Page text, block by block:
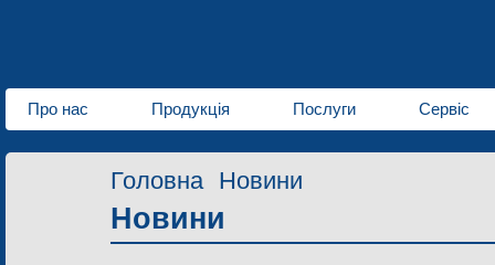
Про нас Продукція Послуги Сервіс
Головна Новини
Новини